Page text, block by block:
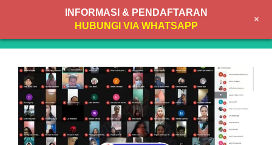
content
INFORMASI & PENDAFTARAN
HUBUNGI VIA WHATSAPP
+